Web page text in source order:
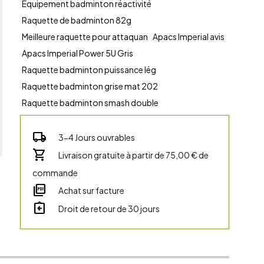
Équipement badminton réactivité
Raquette de badminton 82g
Meilleure raquette pour attaquan Apacs Imperial avis
Apacs Imperial Power 5U Gris
Raquette badminton puissance lég
Raquette badminton grise mat 202
Raquette badminton smash double
local_shipping 3-4 Jours ouvrables
shopping_cart
Livraison gratuite à partir de 75,00 € de
commande
picture_as_pdf Achat sur facture
assignment_return Droit de retour de 30 jours